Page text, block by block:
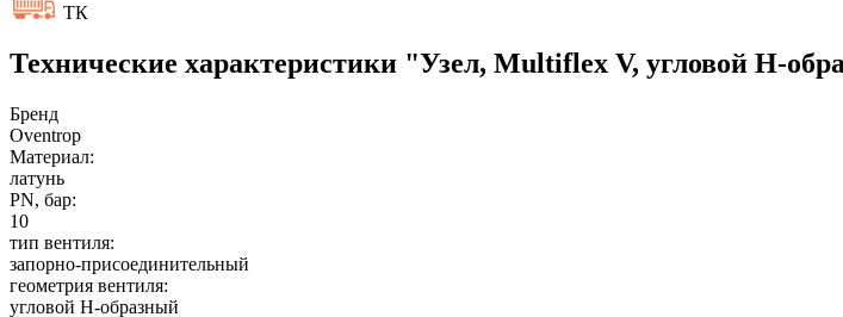
ТК
Технические характеристики "Узел, Multiflex V, угловой H-
Бренд
Oventrop
Материал:
латунь
PN, бар:
10
тип вентиля:
запорно-присоединительный
геометрия вентиля:
угловой H-образный